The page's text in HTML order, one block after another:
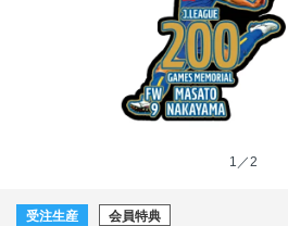
1／2
受注生産 会員特典